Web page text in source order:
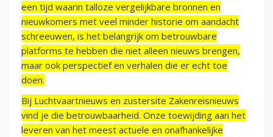
een tijd waarin talloze vergelijkbare bronnen en
nieuwkomers met veel minder historie om aandacht
schreeuwen, is het belangrijk om betrouwbare
platforms te hebben die niet alleen nieuws brengen,
maar ook perspectief en verhalen die er echt toe
doen.
Bij Luchtvaartnieuws en zustersite Zakenreisnieuws
vind je die betrouwbaarheid. Onze toewijding aan het
leveren van het meest actuele en onafhankelijke